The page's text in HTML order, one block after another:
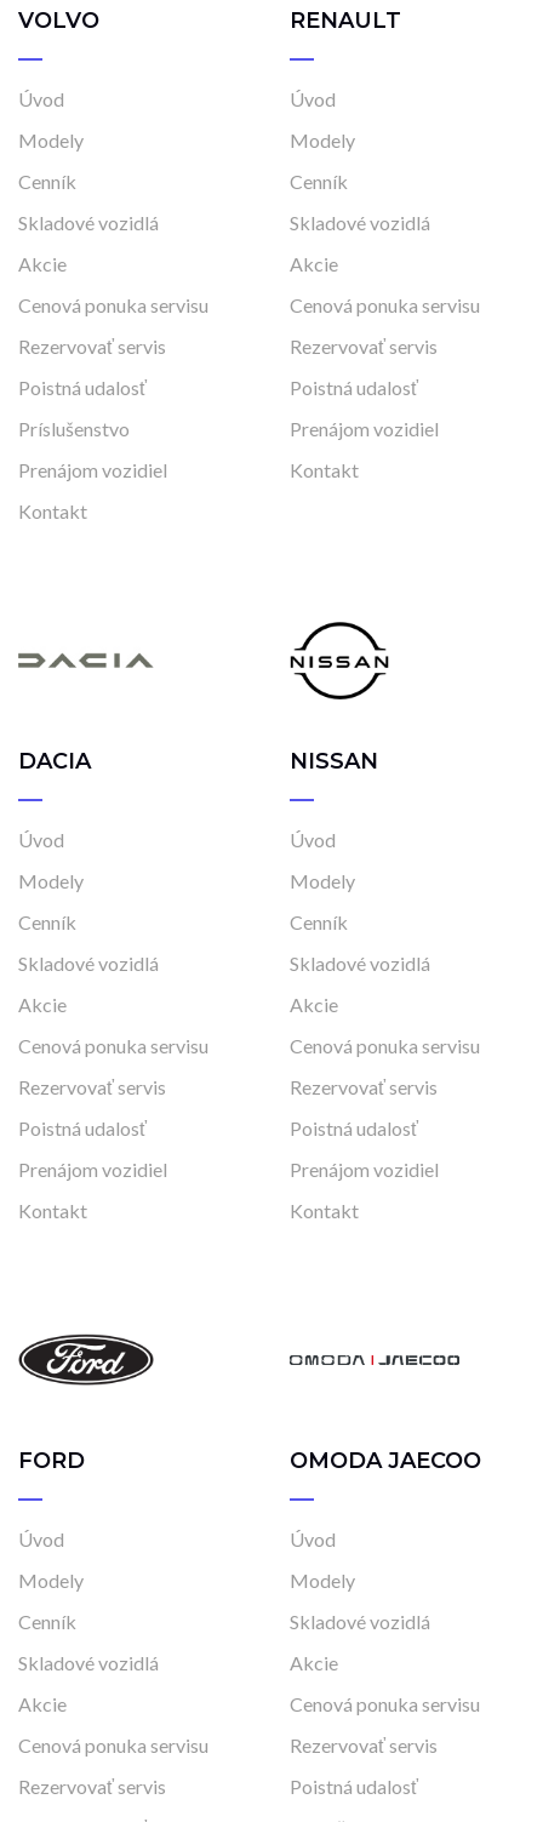
VOLVO
Úvod
Modely
Cenník
Skladové vozidlá
Akcie
Cenová ponuka servisu
Rezervovať servis
Poistná udalosť
Príslušenstvo
Prenájom vozidiel
Kontakt
RENAULT
Úvod
Modely
Cenník
Skladové vozidlá
Akcie
Cenová ponuka servisu
Rezervovať servis
Poistná udalosť
Prenájom vozidiel
Kontakt
DACIA
Úvod
Modely
Cenník
Skladové vozidlá
Akcie
Cenová ponuka servisu
Rezervovať servis
Poistná udalosť
Prenájom vozidiel
Kontakt
NISSAN
Úvod
Modely
Cenník
Skladové vozidlá
Akcie
Cenová ponuka servisu
Rezervovať servis
Poistná udalosť
Prenájom vozidiel
Kontakt
FORD
Úvod
Modely
Cenník
Skladové vozidlá
Akcie
Cenová ponuka servisu
Rezervovať servis
OMODA JAECOO
Úvod
Modely
Skladové vozidlá
Akcie
Cenová ponuka servisu
Rezervovať servis
Poistná udalosť